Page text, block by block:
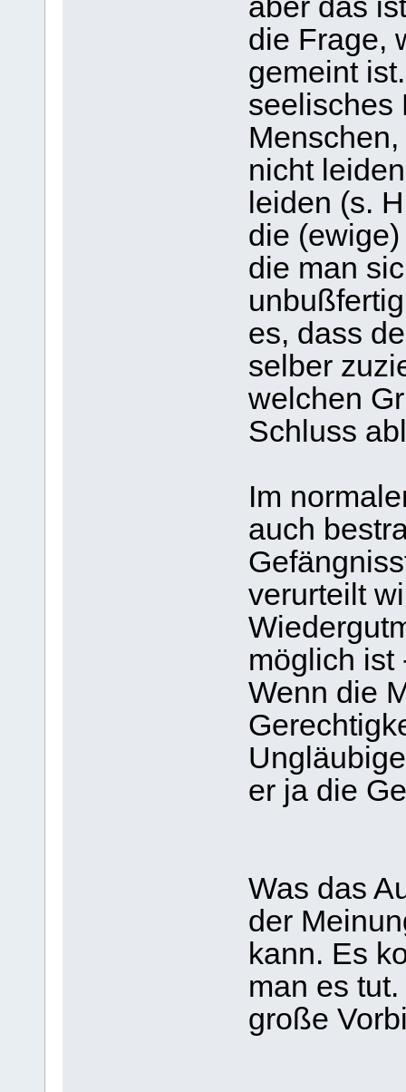
aber das
die Frage,
gemeint
seelisches
nicht
leiden (s.
die
die man
es, dass
selber
welchen
Schluss
Im
auch
verurteilt
möglich ist
Wenn die
er ja die
Was das
der
kann. Es
man es
große